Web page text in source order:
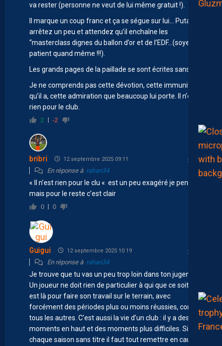
va rester (personne ne veut de lui même gratuit !).
Il marque un coup franc et ça se ségue sur lui… Putain
arrêtez un peu et attendez qu’il enchaîne les
“masterclass dignes du ballon d’or et de l’EDF…(soyez
patient quand même !!!).
Les grands pages de la paillade se sont écrites sans lui.
Je ne comprends pas cette dévotion, cette immunités
qu’il a, cette admiration que beaucoup lui porte. Il n’est
rien pour le club.
2 -2
bribri 12 septembre 2025 09:11
En réponse à rahan34
« Il n’est rien pour le clu « est un peu exagéré je pense
mais pour le reste c’est clair
0 0
Guigui 12 septembre 2025 10:19
En réponse à rahan34
Je trouve que tu vas un peu trop loin dans ton jugement.
Un joueur ne doit rien de particulier à qui que ce soit : il
est là pour faire son travail sur le terrain, avec
forcément des périodes plus ou moins réussies, comme
tous les autres. C’est aussi la vie d’un club : il y a des
moments en haut et des moments plus difficiles. Si à
chaque saison sans titre il faut tout remettre en cause,